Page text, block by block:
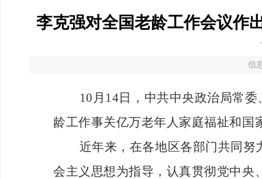
李克强对全国老龄工作会议作
信
10月14日，中共中央政治局常
龄工作事关亿万老年人家庭福祉和国
近年来，在各地区各部门共同
会主义思想为指导，认真贯彻党中央